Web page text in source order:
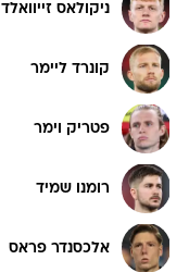
ניקולאס זייוואלד
קונרד ליימר
פטריק וימר
רומנו שמיד
אלכסנדר פראס